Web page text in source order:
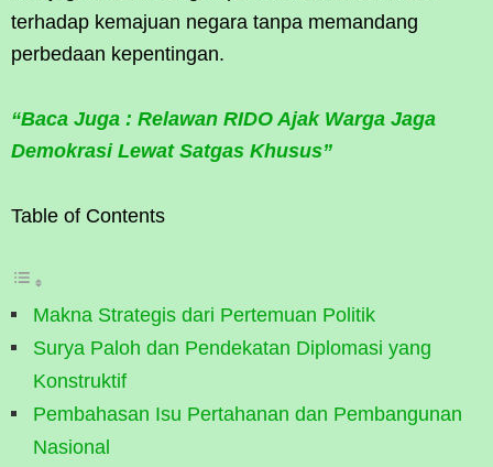
terhadap kemajuan negara tanpa memandang
perbedaan kepentingan.
“Baca Juga : Relawan RIDO Ajak Warga Jaga
Demokrasi Lewat Satgas Khusus”
Table of Contents
Makna Strategis dari Pertemuan Politik
Surya Paloh dan Pendekatan Diplomasi yang
Konstruktif
Pembahasan Isu Pertahanan dan Pembangunan
Nasional